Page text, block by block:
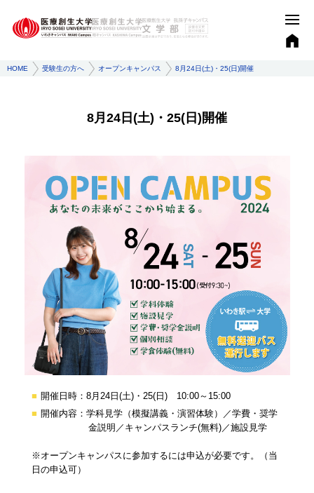
HOME 受験生の方へ オープンキャンパス 8月24日(土)・25(日)開催
8月24日(土)・25(日)開催
開催日時：8月24日(土)・25(日) 10:00～15:00
開催内容：学科見学（模擬講義・演習体験）／学費・奨学
金説明／キャンパスランチ(無料)／施設見学
※オープンキャンパスに参加するには申込が必要です。（当
日の申込可）